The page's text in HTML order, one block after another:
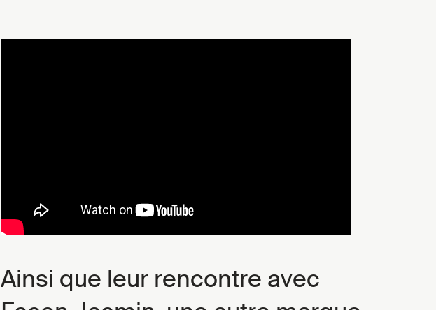
Ainsi que leur rencontre avec